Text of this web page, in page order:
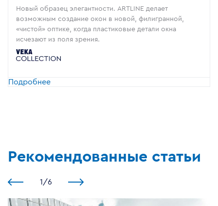
Новый образец элегантности. ARTLINE делает
возможным создание окон в новой, филигранной,
«чистой» оптике, когда пластиковые детали окна
исчезают из поля зрения.
Подробнее
Рекомендованные статьи
1 /6